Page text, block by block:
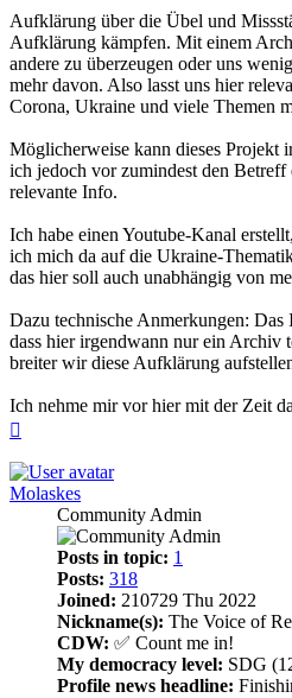
Aufklärung über die Übel und
Aufklärung kämpfen. Mit einem
andere zu überzeugen oder uns
mehr davon. Also lasst uns hier
Corona, Ukraine und viele Themen
Möglicherweise kann dieses Projekt
ich jedoch vor zumindest den
relevante Info.
Ich habe einen Youtube-Kanal
ich mich da auf die Ukraine-
das hier soll auch unabhängig von
Dazu technische Anmerkungen:
dass hier irgendwann nur ein Archiv
breiter wir diese Aufklärung
Ich nehme mir vor hier mit der Zeit
Molaskes
Community Admin
Posts in topic: 1
Posts: 318
Joined: 210729 Thu 2022
Nickname(s): The Voice of
CDW: ✅ Count me in!
My democracy level: SDG
Profile news headline: